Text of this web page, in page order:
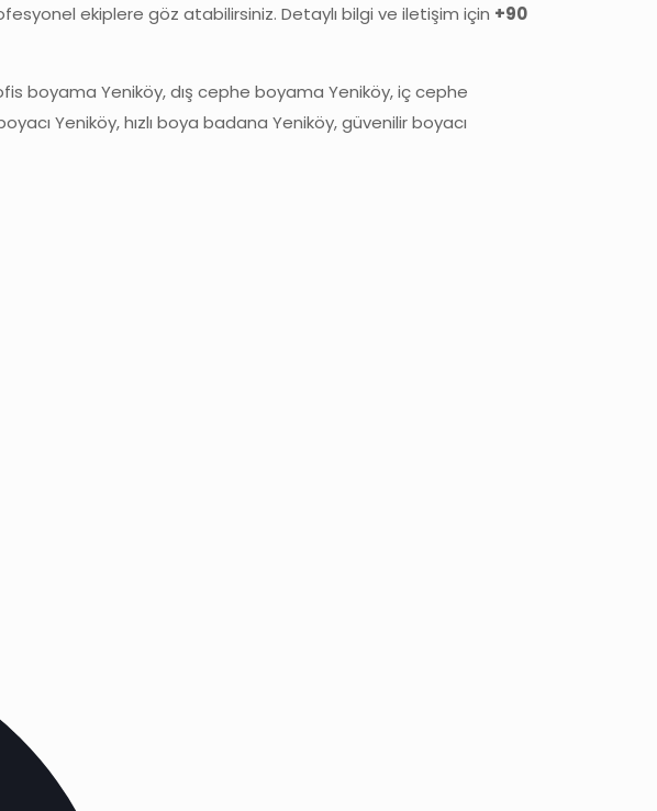
ekiplere göz atabilirsiniz. Detaylı bilgi ve iletişim için +90
boyama Yeniköy, dış cephe boyama Yeniköy, iç cephe
Yeniköy, hızlı boya badana Yeniköy, güvenilir boyacı